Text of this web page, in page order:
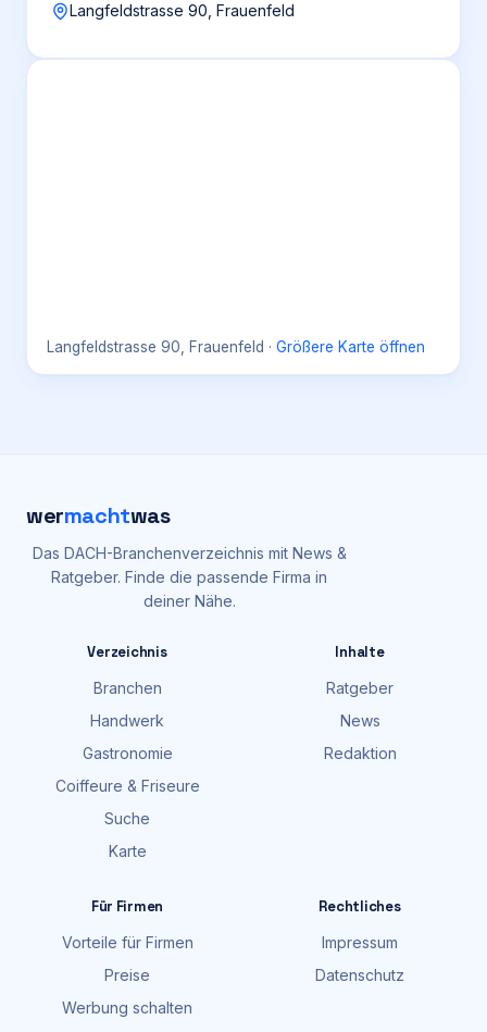
Langfeldstrasse 90, Frauenfeld
Langfeldstrasse 90, Frauenfeld · Größere Karte öffnen
wermachtwas
Das DACH-Branchenverzeichnis mit News &
Ratgeber. Finde die passende Firma in
deiner Nähe.
Verzeichnis
Branchen
Handwerk
Gastronomie
Coiffeure & Friseure
Suche
Karte
Inhalte
Ratgeber
News
Redaktion
Für Firmen
Vorteile für Firmen
Preise
Werbung schalten
Rechtliches
Impressum
Datenschutz